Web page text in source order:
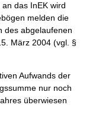
das InEK wird
melden die
des abgelaufenen
März 2004 (vgl. §
Aufwands der
nur noch
überwiesen